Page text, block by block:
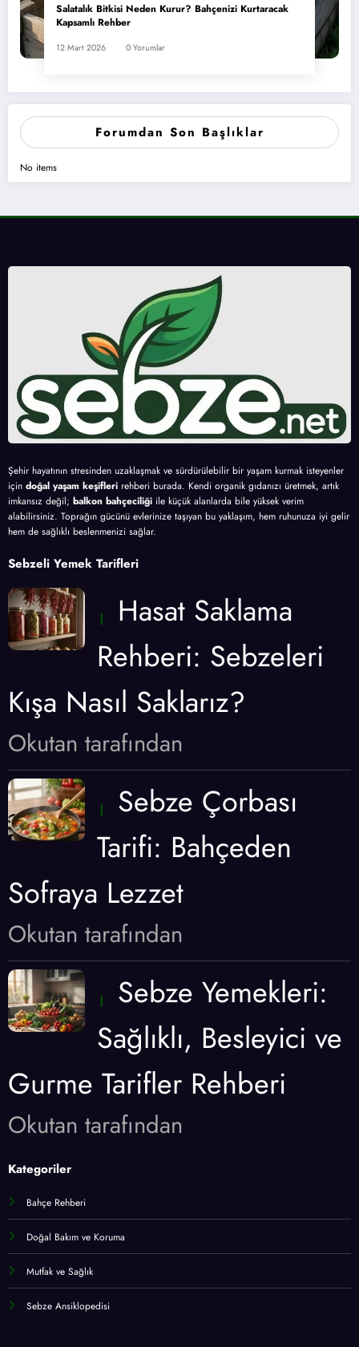
Salatalık Bitkisi Neden Kurur? Bahçenizi Kurtaracak
Kapsamlı Rehber
12 Mart 2026 0 Yorumlar
Forumdan Son Başlıklar
No items
Şehir hayatının stresinden uzaklaşmak ve sürdürülebilir bir yaşam kurmak isteyenler
için doğal yaşam keşifleri rehberi burada. Kendi organik gıdanızı üretmek, artık
imkansız değil; balkon bahçeciliği ile küçük alanlarda bile yüksek verim
alabilirsiniz. Toprağın gücünü evlerinize taşıyan bu yaklaşım, hem ruhunuza iyi gelir
hem de sağlıklı beslenmenizi sağlar.
Sebzeli Yemek Tarifleri
Hasat Saklama
Rehberi: Sebzeleri
Kışa Nasıl Saklarız?
Okutan tarafından
Sebze Çorbası
Tarifi: Bahçeden
Sofraya Lezzet
Okutan tarafından
Sebze Yemekleri:
Sağlıklı, Besleyici ve
Gurme Tarifler Rehberi
Okutan tarafından
Kategoriler
Bahçe Rehberi
Doğal Bakım ve Koruma
Mutfak ve Sağlık
Sebze Ansiklopedisi